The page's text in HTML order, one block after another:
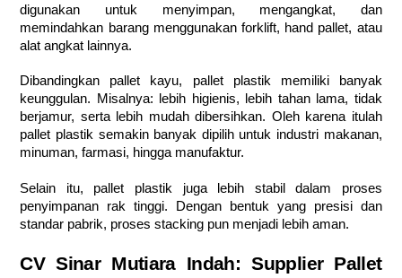
digunakan untuk menyimpan, mengangkat, dan
memindahkan barang menggunakan forklift, hand pallet, atau
alat angkat lainnya.
Dibandingkan pallet kayu, pallet plastik memiliki banyak
keunggulan. Misalnya: lebih higienis, lebih tahan lama, tidak
berjamur, serta lebih mudah dibersihkan. Oleh karena itulah
pallet plastik semakin banyak dipilih untuk industri makanan,
minuman, farmasi, hingga manufaktur.
Selain itu, pallet plastik juga lebih stabil dalam proses
penyimpanan rak tinggi. Dengan bentuk yang presisi dan
standar pabrik, proses stacking pun menjadi lebih aman.
CV Sinar Mutiara Indah: Supplier Pallet